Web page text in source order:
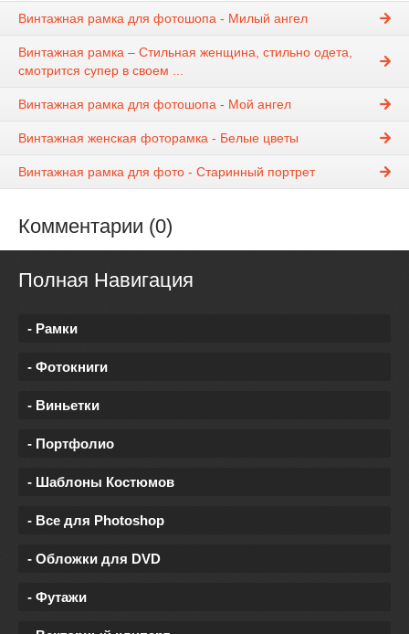
Винтажная рамка для фотошопа - Милый ангел
Винтажная рамка – Стильная женщина, стильно одета,
смотрится супер в своем ...
Винтажная рамка для фотошопа - Мой ангел
Винтажная женская фоторамка - Белые цветы
Винтажная рамка для фото - Старинный портрет
Комментарии (0)
Полная Навигация
- Рамки
- Фотокниги
- Виньетки
- Портфолио
- Шаблоны Костюмов
- Все для Photoshop
- Обложки для DVD
- Футажи